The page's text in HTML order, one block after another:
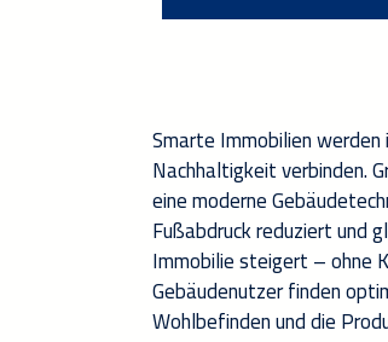
Smarte Immobilien
Nachhaltigkeit verbinden.
einemoderne
Fußabdruckreduziertund
Immobiliesteigert– ohne
Gebäudenutzer finden
Wohlbefinden und die